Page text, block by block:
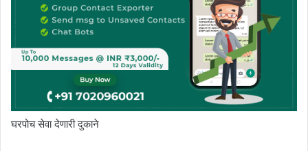
घरपोच सेवा देणारी दुकाने